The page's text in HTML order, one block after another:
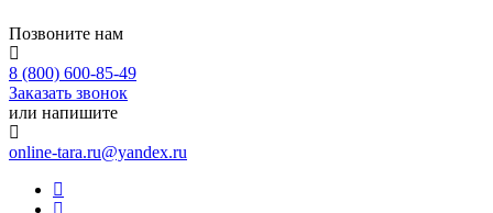
Позвоните нам
8 (800) 600-85-49
Заказать звонок
или напишите
online-tara.ru@yandex.ru